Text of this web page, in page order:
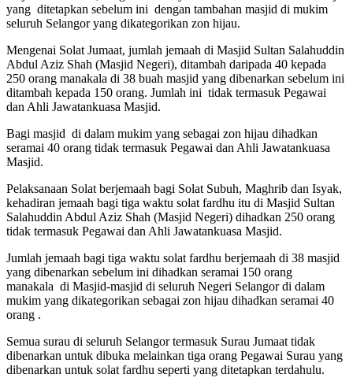
yang ditetapkan sebelum ini dengan tambahan masjid di mukim
seluruh Selangor yang dikategorikan zon hijau.
Mengenai Solat Jumaat, jumlah jemaah di Masjid Sultan Salahuddin
Abdul Aziz Shah (Masjid Negeri), ditambah daripada 40 kepada
250 orang manakala di 38 buah masjid yang dibenarkan sebelum ini
ditambah kepada 150 orang. Jumlah ini tidak termasuk Pegawai
dan Ahli Jawatankuasa Masjid.
Bagi masjid di dalam mukim yang sebagai zon hijau dihadkan
seramai 40 orang tidak termasuk Pegawai dan Ahli Jawatankuasa
Masjid.
Pelaksanaan Solat berjemaah bagi Solat Subuh, Maghrib dan Isyak,
kehadiran jemaah bagi tiga waktu solat fardhu itu di Masjid Sultan
Salahuddin Abdul Aziz Shah (Masjid Negeri) dihadkan 250 orang
tidak termasuk Pegawai dan Ahli Jawatankuasa Masjid.
Jumlah jemaah bagi tiga waktu solat fardhu berjemaah di 38 masjid
yang dibenarkan sebelum ini dihadkan seramai 150 orang
manakala di Masjid-masjid di seluruh Negeri Selangor di dalam
mukim yang dikategorikan sebagai zon hijau dihadkan seramai 40
orang .
Semua surau di seluruh Selangor termasuk Surau Jumaat tidak
dibenarkan untuk dibuka melainkan tiga orang Pegawai Surau yang
dibenarkan untuk solat fardhu seperti yang ditetapkan terdahulu.